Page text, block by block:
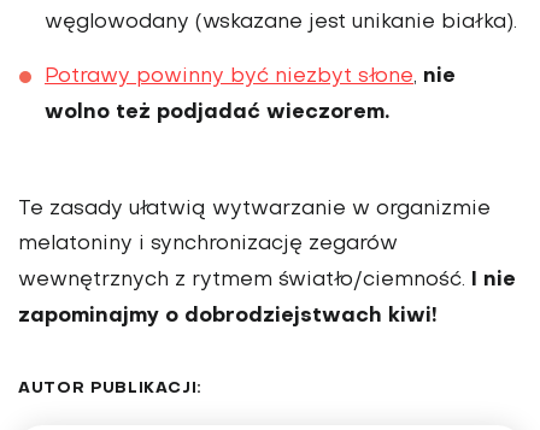
węglowodany (wskazane jest unikanie białka).
Potrawy powinny być niezbyt słone, nie
wolno też podjadać wieczorem.
Te zasady ułatwią wytwarzanie w organizmie
melatoniny i synchronizację zegarów
wewnętrznych z rytmem światło/ciemność. I nie
zapominajmy o dobrodziejstwach kiwi!
AUTOR PUBLIKACJI: